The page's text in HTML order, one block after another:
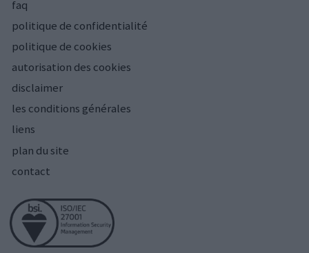
faq
politique de confidentialité
politique de cookies
autorisation des cookies
disclaimer
les conditions générales
liens
plan du site
contact